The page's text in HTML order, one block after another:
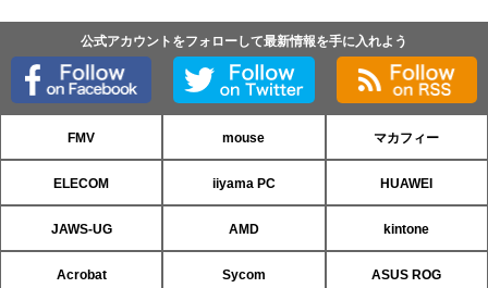
公式アカウントをフォローして最新情報を手に入れよう
FMV mouse マカフィー
ELECOM iiyama PC HUAWEI
JAWS-UG AMD kintone
Acrobat Sycom ASUS ROG